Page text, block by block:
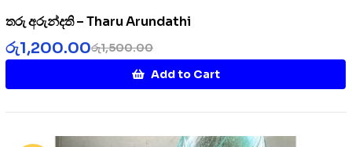
තරු අරුන්දති – Tharu Arundathi
රු1,500.00
රු1,200.00
Add to Cart